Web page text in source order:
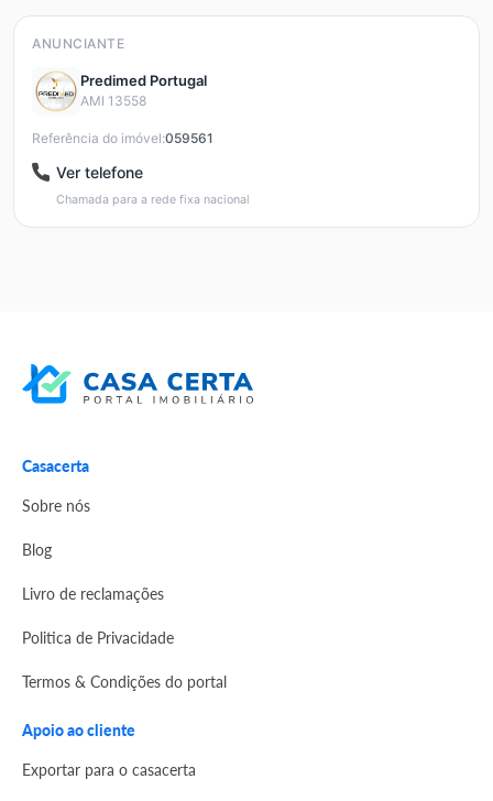
ANUNCIANTE
Predimed Portugal
AMI 13558
Referência do imóvel:059561
Ver telefone
Chamada para a rede fixa nacional
Casacerta
Sobre nós
Blog
Livro de reclamações
Politica de Privacidade
Termos & Condições do portal
Apoio ao cliente
Exportar para o casacerta